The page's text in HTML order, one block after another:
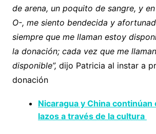
de arena, un poquito de sangre, y
O-, me siento bendecida y
siempre que me llaman estoy
la donación; cada vez que me
disponible”, dijo Patricia al instar a
donación
Nicaragua y China
lazos a través de la cultura